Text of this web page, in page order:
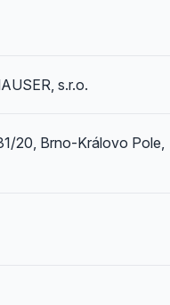
s.r.o.
20, Brno-Královo Pole,